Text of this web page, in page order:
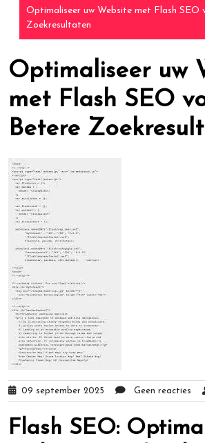
Optimaliseer uw Website met Flash SEO
Zoekresultaten
Optimaliseer uw
met Flash SEO
Betere
09 september 2025 Geen reacties
Flash SEO: